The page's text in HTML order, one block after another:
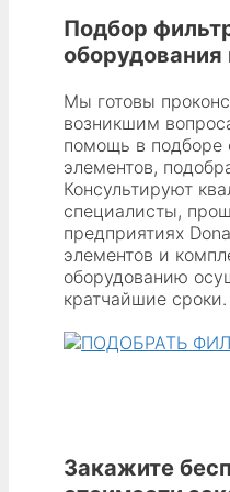
Подбор
Мы готовы
возникшим
помощь в подборе
элементов,
Консультируют
специалисты,
предприятиях
элементов и
оборудованию
кратчайшие сроки.
Закажите